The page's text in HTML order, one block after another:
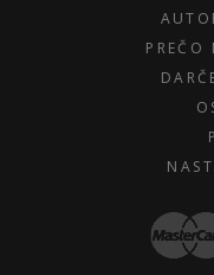
PREČO